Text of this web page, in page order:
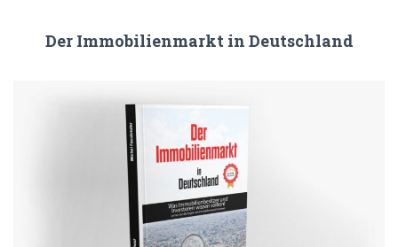
Der Immobilienmarkt in Deutschland